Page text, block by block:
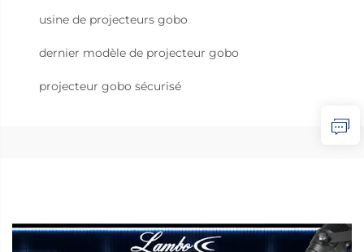
usine de projecteurs gobo
dernier modèle de projecteur gobo
projecteur gobo sécurisé